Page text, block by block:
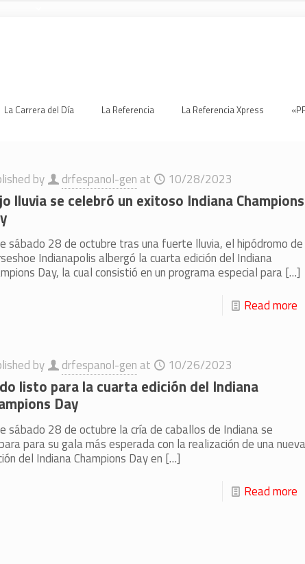
La Carrera del Día La Referencia La Referencia Xpress
by drfespanol-gen at 10/28/2023
lluvia se celebró un exitoso Indiana Champions
sábado 28 de octubre tras una fuerte lluvia, el hipódromo de
Indianapolis albergó la cuarta edición del Indiana
Day, la cual consistió en un programa especial para[…]
Read more
by drfespanol-gen at 10/26/2023
listo para la cuarta edición del Indiana
Day
sábado 28 de octubre la cría de caballos de Indiana se
para su gala más esperada con la realización de una nueva
del Indiana Champions Day en […]
Read more